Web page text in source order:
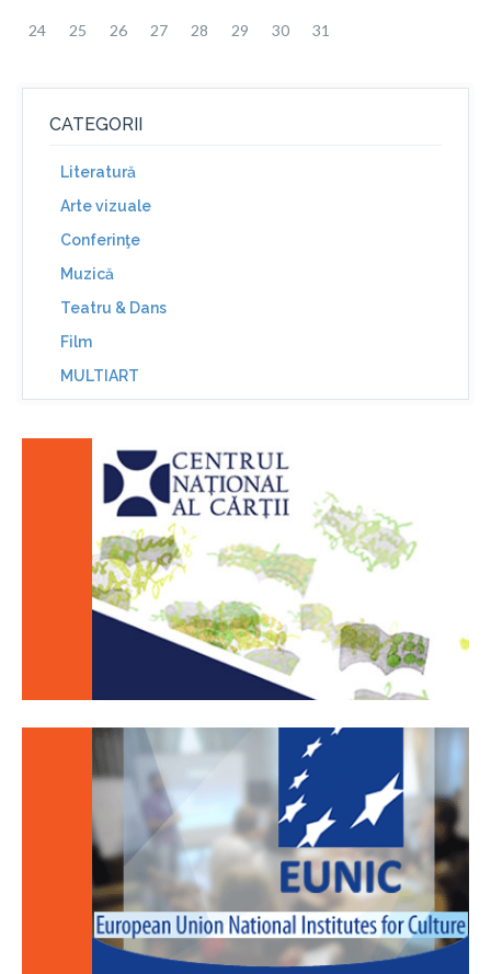
24 25 26 27 28 29 30 31
CATEGORII
Literatură
Arte vizuale
Conferinţe
Muzică
Teatru & Dans
Film
MULTIART